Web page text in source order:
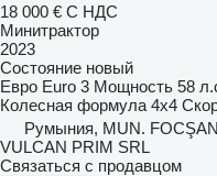
18 000 € С НДС
Минитрактор
2023
Состояние новый
Евро Euro 3 Мощность 58
Колесная формула 4x4
Румыния, MUN.
VULCAN PRIM SRL
Связаться с продавцом